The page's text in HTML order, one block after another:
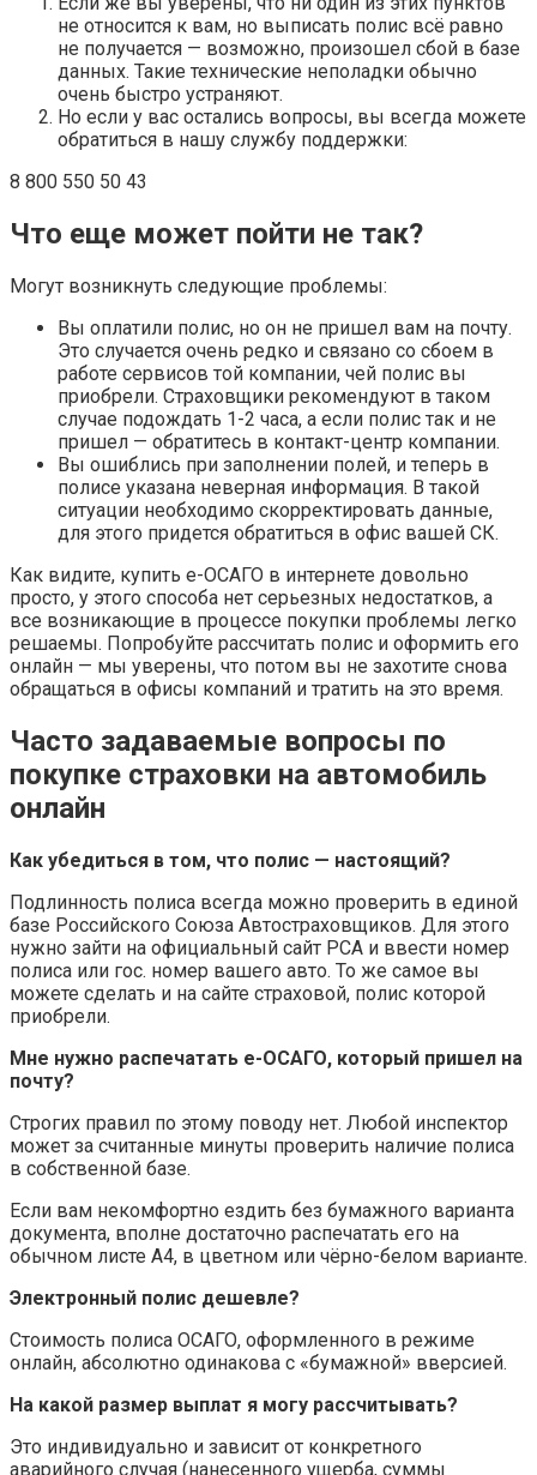
не относится к вам, но выписать полис всё равно
не получается — возможно, произошел сбой в базе
данных. Такие технические неполадки обычно
очень быстро устраняют.
Но если у вас остались вопросы, вы всегда можете
обратиться в нашу службу поддержки:
8 800 550 50 43
Что еще может пойти не так?
Могут возникнуть следующие проблемы:
Вы оплатили полис, но он не пришел вам на почту.
Это случается очень редко и связано со сбоем в
работе сервисов той компании, чей полис вы
приобрели. Страховщики рекомендуют в таком
случае подождать 1-2 часа, а если полис так и не
пришел — обратитесь в контакт-центр компании.
Вы ошиблись при заполнении полей, и теперь в
полисе указана неверная информация. В такой
ситуации необходимо скорректировать данные,
для этого придется обратиться в офис вашей СК.
Как видите, купить е-ОСАГО в интернете довольно
просто, у этого способа нет серьезных недостатков, а
все возникающие в процессе покупки проблемы легко
решаемы. Попробуйте рассчитать полис и оформить его
онлайн — мы уверены, что потом вы не захотите снова
обращаться в офисы компаний и тратить на это время.
Часто задаваемые вопросы по
покупке страховки на автомобиль
онлайн
Как убедиться в том, что полис — настоящий?
Подлинность полиса всегда можно проверить в единой
базе Российского Союза Автостраховщиков. Для этого
нужно зайти на официальный сайт РСА и ввести номер
полиса или гос. номер вашего авто. То же самое вы
можете сделать и на сайте страховой, полис которой
приобрели.
Мне нужно распечатать е-ОСАГО, который пришел на
почту?
Строгих правил по этому поводу нет. Любой инспектор
может за считанные минуты проверить наличие полиса
в собственной базе.
Если вам некомфортно ездить без бумажного варианта
документа, вполне достаточно распечатать его на
обычном листе А4, в цветном или чёрно-белом варианте.
Электронный полис дешевле?
Стоимость полиса ОСАГО, оформленного в режиме
онлайн, абсолютно одинакова с «бумажной» вверсией.
На какой размер выплат я могу рассчитывать?
Это индивидуально и зависит от конкретного
аварийного случая (нанесенного ущерба, суммы